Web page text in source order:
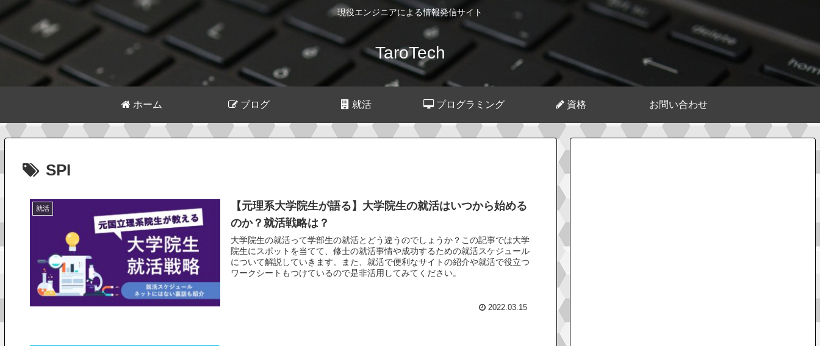
現役エンジニアによる情報発信サイト
TaroTech
ホーム ブログ 就活 プログラミング 資格 お問い合わせ
SPI
就活
【元理系大学院生が語る】大学院生の就活はいつから始める
のか？就活戦略は？
大学院生の就活って学部生の就活とどう違うのでしょうか？この記事では大学
院生にスポットを当てて、修士の就活事情や成功するための就活スケジュール
について解説していきます。また、就活で便利なサイトの紹介や就活で役立つ
ワークシートもつけているので是非活用してみてください。
2022.03.15